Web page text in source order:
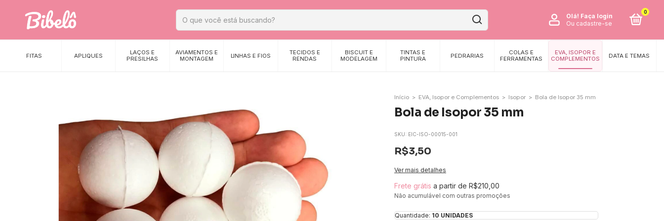
Olá! Faça login
Ou cadastre-se
0
FITAS APLIQUES
LAÇOS E
PRESILHAS
AVIAMENTOS E
MONTAGEM
LINHAS E FIOS
TECIDOS E
RENDAS
BISCUIT E
MODELAGEM
TINTAS E
PINTURA
PEDRARIAS
COLAS E
FERRAMENTAS
EVA, ISOPOR E
COMPLEMENTOS
DATA E TEMAS
Início > EVA, Isopor e Complementos > Isopor > Bola de Isopor 35 mm
Bola de Isopor 35 mm
SKU: EIC-ISO-00015-001
R$3,50
Ver mais detalhes
Frete grátis a partir de R$210,00
Não acumulável com outras promoções
Quantidade: 10 UNIDADES